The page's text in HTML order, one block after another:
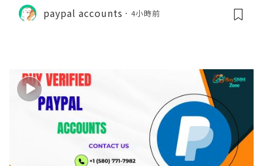
paypal accounts 4小時前